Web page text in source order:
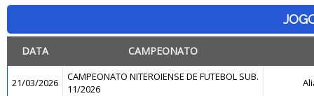
DATA CAMPEONATO
21/03/2026
CAMPEONATO NITEROIENSE DE FUTEBOL SUB.
11/2026